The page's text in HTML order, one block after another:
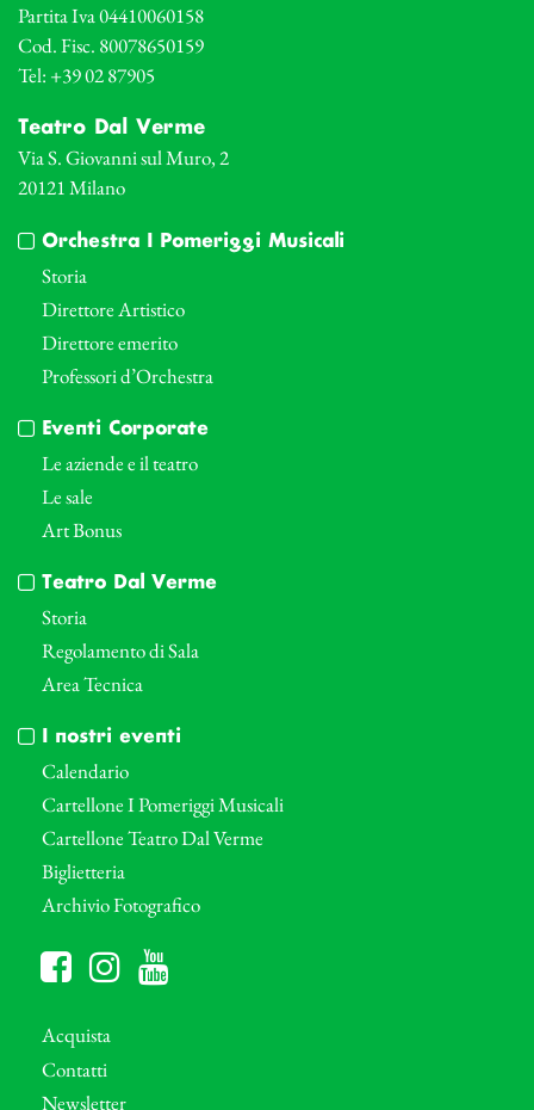
Partita Iva 04410060158
Cod. Fisc. 80078650159
Tel: +39 02 87905
Teatro Dal Verme
Via S. Giovanni sul Muro, 2
20121 Milano
Orchestra I Pomeriggi Musicali
Storia
Direttore Artistico
Direttore emerito
Professori d’Orchestra
Eventi Corporate
Le aziende e il teatro
Le sale
Art Bonus
Teatro Dal Verme
Storia
Regolamento di Sala
Area Tecnica
I nostri eventi
Calendario
Cartellone I Pomeriggi Musicali
Cartellone Teatro Dal Verme
Biglietteria
Archivio Fotografico
Acquista
Contatti
Newsletter